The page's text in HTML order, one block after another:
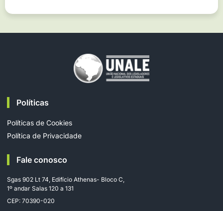
Políticas
Políticas de Cookies
Política de Privacidade
Fale conosco
Sgas 902 Lt 74, Edifício Athenas- Bloco C,
1º andar Salas 120 a 131
CEP: 70390-020